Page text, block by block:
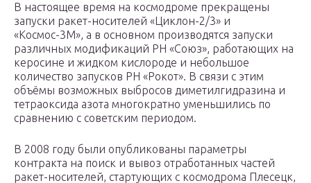
В настоящее время на космодроме прекращены
запуски ракет-носителей «Циклон-2/3» и
«Космос-3М», а в основном производятся запуски
различных модификаций РН «Союз», работающих на
керосине и жидком кислороде и небольшое
количество запусков РН «Рокот». В связи с этим
объёмы возможных выбросов диметилгидразина и
тетраоксида азота многократно уменьшились по
сравнению с советским периодом.
В 2008 году были опубликованы параметры
контракта на поиск и вывоз отработанных частей
ракет-носителей, стартующих с космодрома Плесецк,